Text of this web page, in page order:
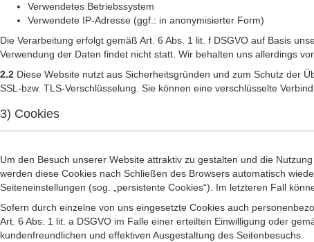
Verwendetes Betriebssystem
Verwendete IP-Adresse (ggf.: in anonymisierter Form)
Die Verarbeitung erfolgt gemäß Art. 6 Abs. 1 lit. f DSGVO auf Basis
Verwendung der Daten findet nicht statt. Wir behalten uns allerdings
2.2 Diese Website nutzt aus Sicherheitsgründen und zum Schutz der
SSL-bzw. TLS-Verschlüsselung. Sie können eine verschlüsselte
3) Cookies
Um den Besuch unserer Website attraktiv zu gestalten und die
werden diese Cookies nach Schließen des Browsers automatisch
Seiteneinstellungen (sog. „persistente Cookies“). Im letzteren Fall
Sofern durch einzelne von uns eingesetzte Cookies auch
Art. 6 Abs. 1 lit. a DSGVO im Falle einer erteilten Einwilligung oder
kundenfreundlichen und effektiven Ausgestaltung des Seitenbesuchs.